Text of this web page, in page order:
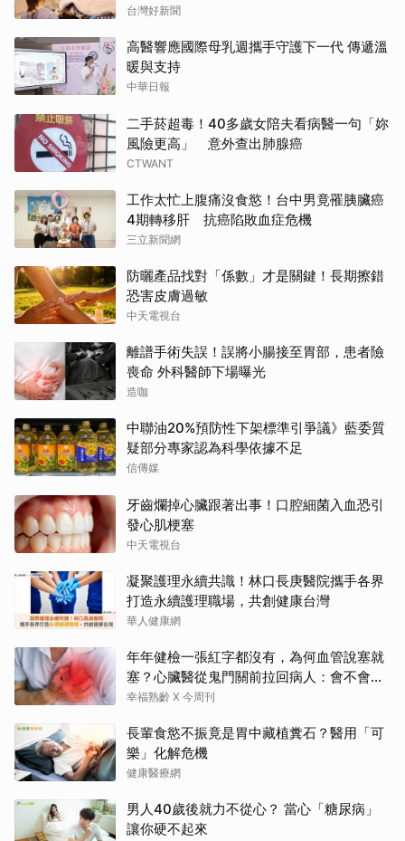
台灣好新聞
高醫響應國際母乳週攜手守護下一代 傳遞溫
暖與支持
中華日報
二手菸超毒！40多歲女陪夫看病醫一句「妳
風險更高」 意外查出肺腺癌
CTWANT
工作太忙上腹痛沒食慾！台中男竟罹胰臟癌
4期轉移肝 抗癌陷敗血症危機
三立新聞網
防曬產品找對「係數」才是關鍵！長期擦錯
恐害皮膚過敏
中天電視台
離譜手術失誤！誤將小腸接至胃部，患者險
喪命 外科醫師下場曝光
造咖
中聯油20%預防性下架標準引爭議》藍委質
疑部分專家認為科學依據不足
信傳媒
牙齒爛掉心臟跟著出事！口腔細菌入血恐引
發心肌梗塞
中天電視台
凝聚護理永續共識！林口長庚醫院攜手各界
打造永續護理職場，共創健康台灣
華人健康網
年年健檢一張紅字都沒有，為何血管說塞就
塞？心臟醫從鬼門關前拉回病人：會不會心
梗要看對數字
幸福熟齡 X 今周刊
長輩食慾不振竟是胃中藏植糞石？醫用「可
樂」化解危機
健康醫療網
男人40歲後就力不從心？ 當心「糖尿病」
讓你硬不起來